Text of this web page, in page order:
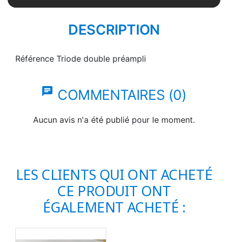
DESCRIPTION
Référence Triode double préampli
chat COMMENTAIRES (0)
Aucun avis n'a été publié pour le moment.
LES CLIENTS QUI ONT ACHETÉ
CE PRODUIT ONT
ÉGALEMENT ACHETÉ :